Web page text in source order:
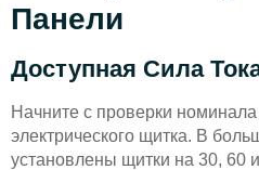
Панели
Доступная Сила
Начните с проверки
электрического щитка. В
установлены щитки на 30, 60